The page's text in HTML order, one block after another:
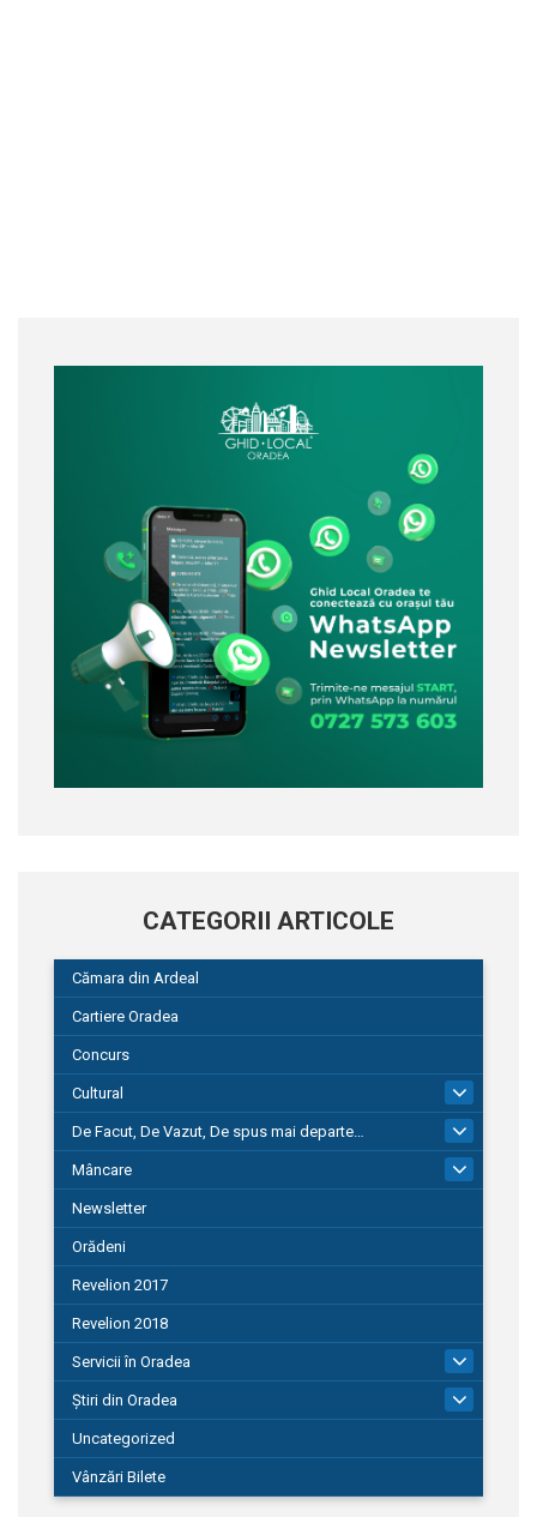
CATEGORII ARTICOLE
Cămara din Ardeal
Cartiere Oradea
Concurs
Cultural
De Facut, De Vazut, De spus mai departe…
580
Mâncare
Newsletter
Orădeni
Revelion 2017
Revelion 2018
Servicii în Oradea
Știri din Oradea
Uncategorized
Vânzări Bilete